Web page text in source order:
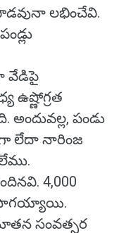
లభించేవి.
వేడిపై
ఉష్ణోగ్రత
అందువల్ల, పండు
లేదా నారింజ
4,000
సాగయ్యాయి.
సంవత్సర